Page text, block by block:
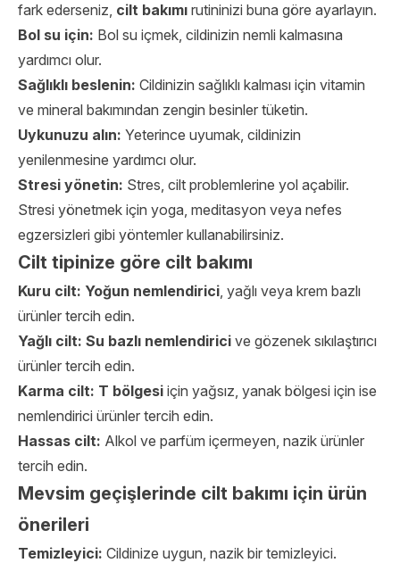
fark ederseniz, cilt bakımı rutininizi buna göre ayarlayın.
Bol su için: Bol su içmek, cildinizin nemli kalmasına
yardımcı olur.
Sağlıklı beslenin: Cildinizin sağlıklı kalması için vitamin
ve mineral bakımından zengin besinler tüketin.
Uykunuzu alın: Yeterince uyumak, cildinizin
yenilenmesine yardımcı olur.
Stresi yönetin: Stres, cilt problemlerine yol açabilir.
Stresi yönetmek için yoga, meditasyon veya nefes
egzersizleri gibi yöntemler kullanabilirsiniz.
Cilt tipinize göre cilt bakımı
Kuru cilt: Yoğun nemlendirici, yağlı veya krem ​​bazlı
ürünler tercih edin.
Yağlı cilt: Su bazlı nemlendirici ve gözenek sıkılaştırıcı
ürünler tercih edin.
Karma cilt: T bölgesi için yağsız, yanak bölgesi için ise
nemlendirici ürünler tercih edin.
Hassas cilt: Alkol ve parfüm içermeyen, nazik ürünler
tercih edin.
Mevsim geçişlerinde cilt bakımı için ürün
önerileri
Temizleyici: Cildinize uygun, nazik bir temizleyici.